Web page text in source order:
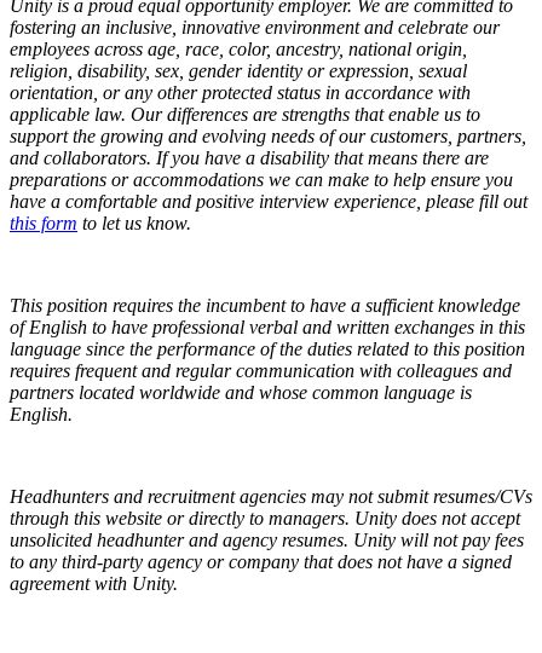
Unity is a proud equal opportunity employer. We are committed to
fostering an inclusive, innovative environment and celebrate our
employees across age, race, color, ancestry, national origin,
religion, disability, sex, gender identity or expression, sexual
orientation, or any other protected status in accordance with
applicable law. Our differences are strengths that enable us to
support the growing and evolving needs of our customers, partners,
and collaborators. If you have a disability that means there are
preparations or accommodations we can make to help ensure you
have a comfortable and positive interview experience, please fill out
this form to let us know.
This position requires the incumbent to have a sufficient knowledge
of English to have professional verbal and written exchanges in this
language since the performance of the duties related to this position
requires frequent and regular communication with colleagues and
partners located worldwide and whose common language is
English.
Headhunters and recruitment agencies may not submit resumes/CVs
through this website or directly to managers. Unity does not accept
unsolicited headhunter and agency resumes. Unity will not pay fees
to any third-party agency or company that does not have a signed
agreement with Unity.